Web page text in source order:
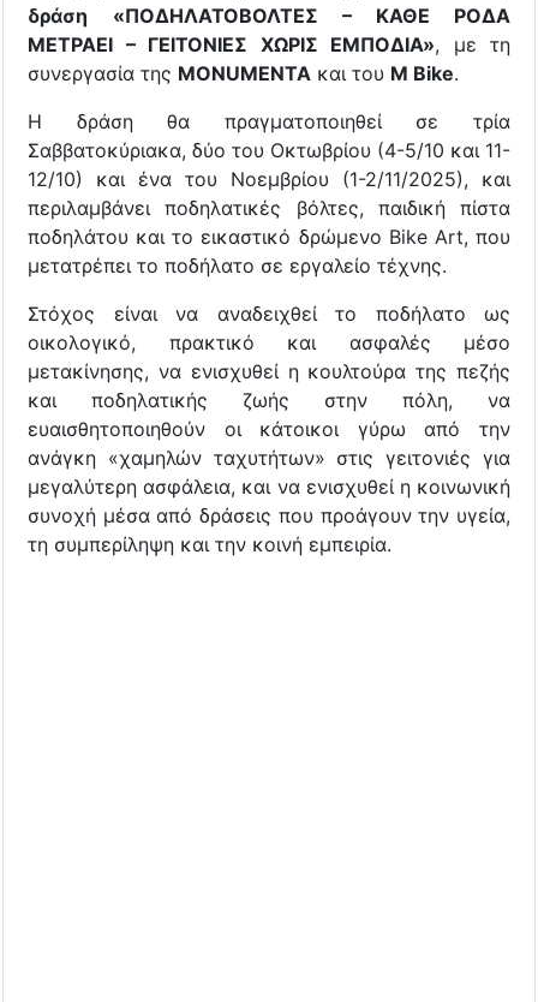
δράση
«ΠΟΔΗΛΑΤΟΒΟΛΤΕΣ – ΚΑΘΕ ΡΟΔΑ
ΜΕΤΡΑΕΙ – ΓΕΙΤΟΝΙΕΣ ΧΩΡΙΣ ΕΜΠΟΔΙΑ», με τη
συνεργασία της MONUMENTA και του M Bike.
Η δράση θα πραγματοποιηθεί σε τρία
Σαββατοκύριακα, δύο του Οκτωβρίου (4-5/10 και 11-
12/10) και ένα του Νοεμβρίου (1-2/11/2025), και
περιλαμβάνει ποδηλατικές βόλτες, παιδική πίστα
ποδηλάτου και το εικαστικό δρώμενο Bike Art, που
μετατρέπει το ποδήλατο σε εργαλείο τέχνης.
Στόχος είναι να αναδειχθεί το ποδήλατο ως
οικολογικό, πρακτικό και ασφαλές μέσο
μετακίνησης, να ενισχυθεί η κουλτούρα της πεζής
και ποδηλατικής ζωής στην πόλη, να
ευαισθητοποιηθούν οι κάτοικοι γύρω από την
ανάγκη «χαμηλών ταχυτήτων» στις γειτονιές για
μεγαλύτερη ασφάλεια, και να ενισχυθεί η κοινωνική
συνοχή μέσα από δράσεις που προάγουν την υγεία,
τη συμπερίληψη και την κοινή εμπειρία.